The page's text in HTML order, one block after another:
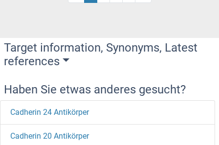
Target information, Synonyms, Latest
references
Haben Sie etwas anderes gesucht?
Cadherin 24 Antikörper
Cadherin 20 Antikörper